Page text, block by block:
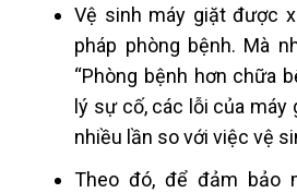
Vệ sinh máy giặt được
pháp phòng bệnh. Mà
“Phòng bệnh hơn chữa
lý sự cố, các lỗi của
nhiều lần so với việc vệ
Theo đó, để đảm bảo